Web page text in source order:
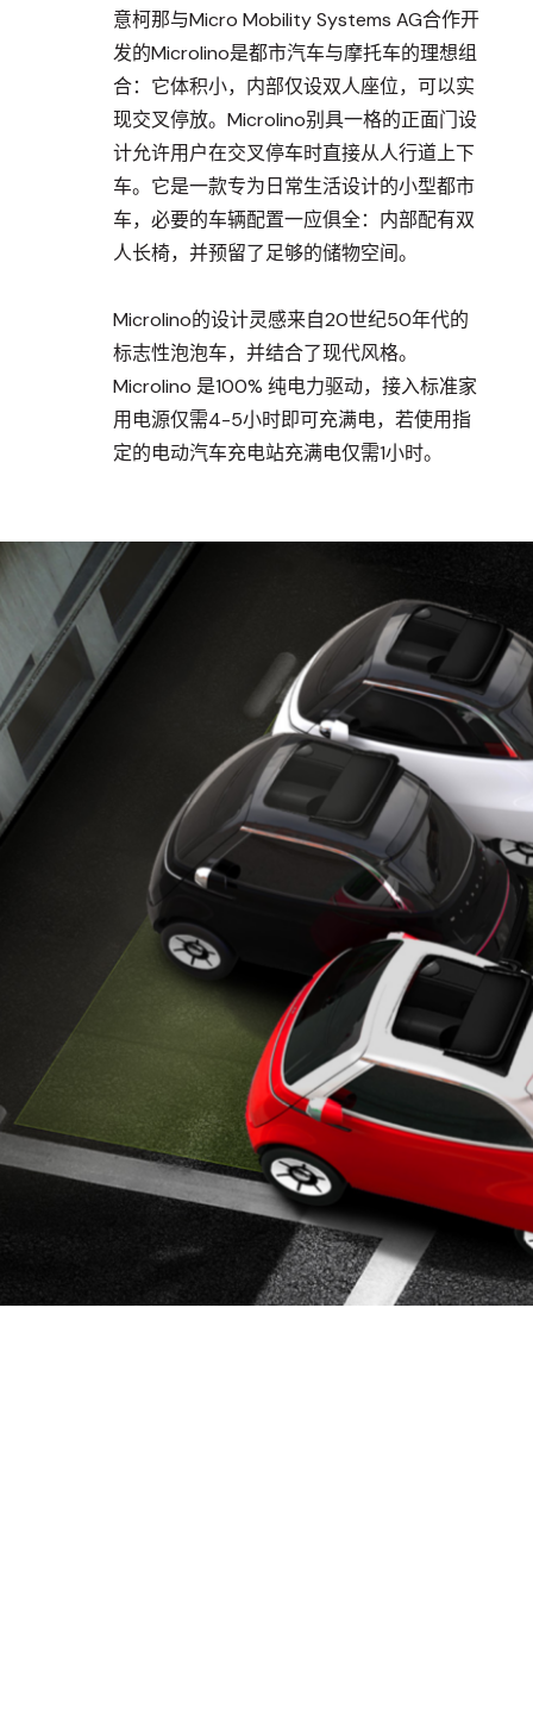
意柯那与Micro Mobility Systems AG合作开
发的Microlino是都市汽车与摩托车的理想组
合：它体积小，内部仅设双人座位，可以实
现交叉停放。Microlino别具一格的正面门设
计允许用户在交叉停车时直接从人行道上下
车。它是一款专为日常生活设计的小型都市
车，必要的车辆配置一应俱全：内部配有双
人长椅，并预留了足够的储物空间。
Microlino的设计灵感来自20世纪50年代的
标志性泡泡车，并结合了现代风格。
Microlino 是100% 纯电力驱动，接入标准家
用电源仅需4-5小时即可充满电，若使用指
定的电动汽车充电站充满电仅需1小时。